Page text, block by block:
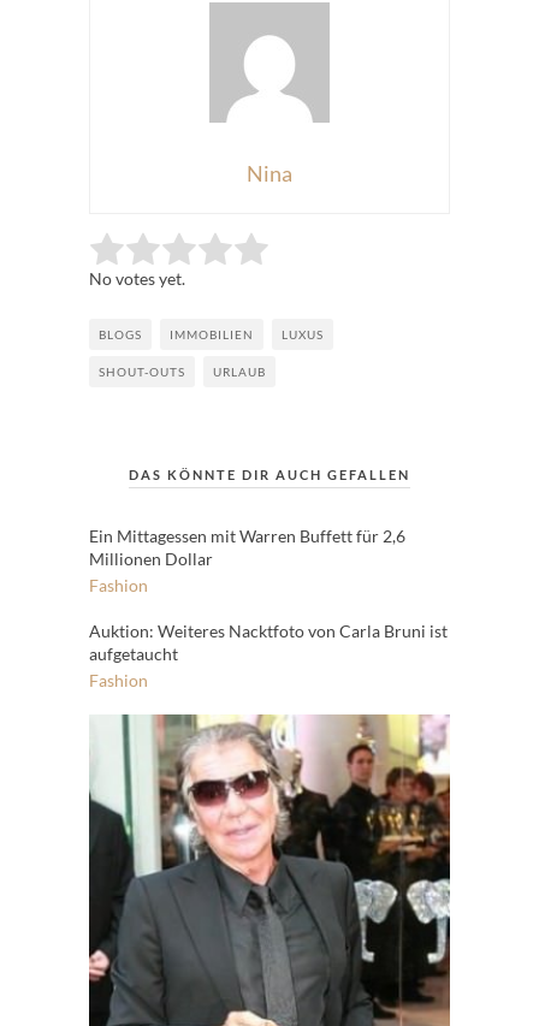
Nina
Rate this item: Submit Rating
No votes yet.
BLOGS IMMOBILIEN LUXUS
SHOUT-OUTS URLAUB
DAS KÖNNTE DIR AUCH GEFALLEN
Ein Mittagessen mit Warren Buffett für 2,6
Millionen Dollar
Fashion
Auktion: Weiteres Nacktfoto von Carla Bruni ist
aufgetaucht
Fashion